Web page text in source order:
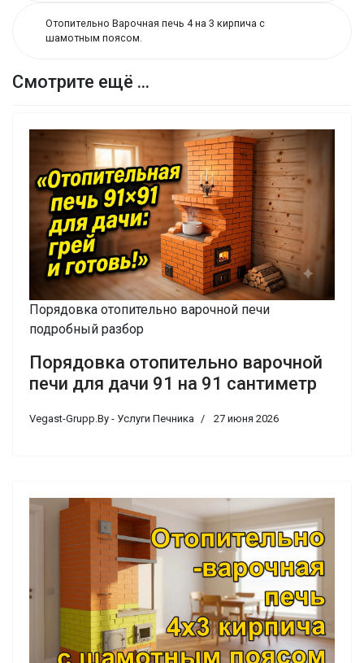
Отопительно Варочная печь 4 на 3 кирпича с
шамотным поясом.
Смотрите ещё ...
Порядовка отопительно варочной печи
подробный разбор
Порядовка отопительно варочной
печи для дачи 91 на 91 сантиметр
Vegast-Grupp.By - Услуги Печника 27 июня 2026